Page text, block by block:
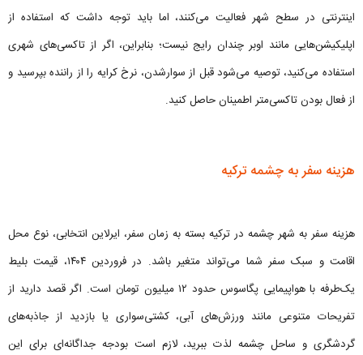
اینترنتی در سطح شهر فعالیت می‌کنند، اما باید توجه داشت که استفاده از
اپلیکیشن‌هایی مانند اوبر چندان رایج نیست؛ بنابراین، اگر از تاکسی‌های شهری
استفاده می‌کنید، توصیه می‌شود قبل از سوارشدن، نرخ کرایه را از راننده بپرسید و
از فعال بودن تاکسی‌متر اطمینان حاصل کنید.
هزینه سفر به چشمه ترکیه
هزینه سفر به شهر چشمه در تركيه بسته به زمان سفر، ایرلاین انتخابی، نوع محل
اقامت و سبک سفر شما می‌تواند متغیر باشد. در فروردین ۱۴۰۴، قیمت بلیط
یک‌طرفه با هواپیمایی پگاسوس حدود ۱۲ میلیون تومان است. اگر قصد دارید از
تفریحات متنوعی مانند ورزش‌های آبی، کشتی‌سواری یا بازدید از جاذبه‌های
گردشگری و ساحل چشمه لذت ببرید، لازم است بودجه جداگانه‌ای برای این